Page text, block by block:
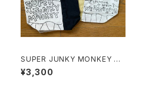
SUPER JUNKY MONKEY ミ
ニ・トートバッグ（かわいしのぶ手
描き）
¥3,300